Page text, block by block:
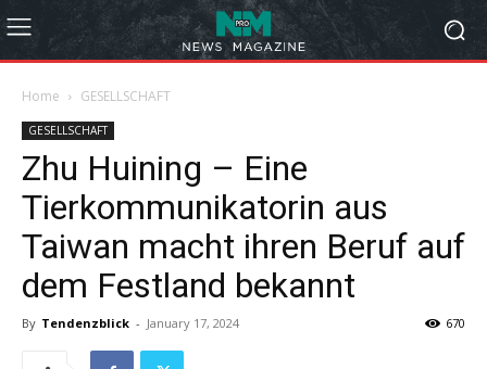
Home GESELLSCHAFT
GESELLSCHAFT
Zhu Huining – Eine
Tierkommunikatorin aus
Taiwan macht ihren Beruf auf
dem Festland bekannt
By Tendenzblick - January 17, 2024 670